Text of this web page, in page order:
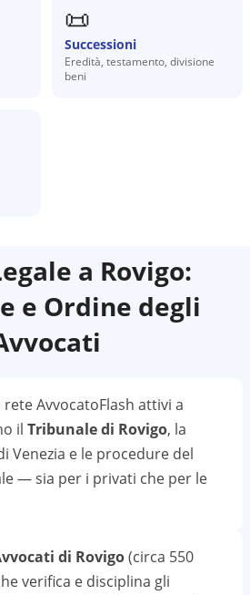
📜
Successioni
Eredità, testamento, divisione
beni
a Rovigo:
e Ordine degli
AvvocatoFlash attivi a
il Tribunale di Rovigo, la
Venezia e le procedure del
— sia per i privati che per le
di Rovigo(circa 550
verifica e disciplina gli